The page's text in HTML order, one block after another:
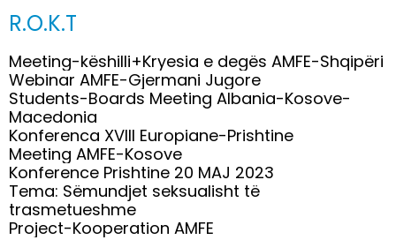
R.O.K.T
Meeting-këshilli+Kryesia e degës AMFE-Shqipëri
Webinar AMFE-Gjermani Jugore
Students-Boards Meeting Albania-Kosove-
Macedonia
Konferenca XVIII Europiane-Prishtine
Meeting AMFE-Kosove
Konference Prishtine 20 MAJ 2023
Tema: Sëmundjet seksualisht të
trasmetueshme
Project-Kooperation AMFE